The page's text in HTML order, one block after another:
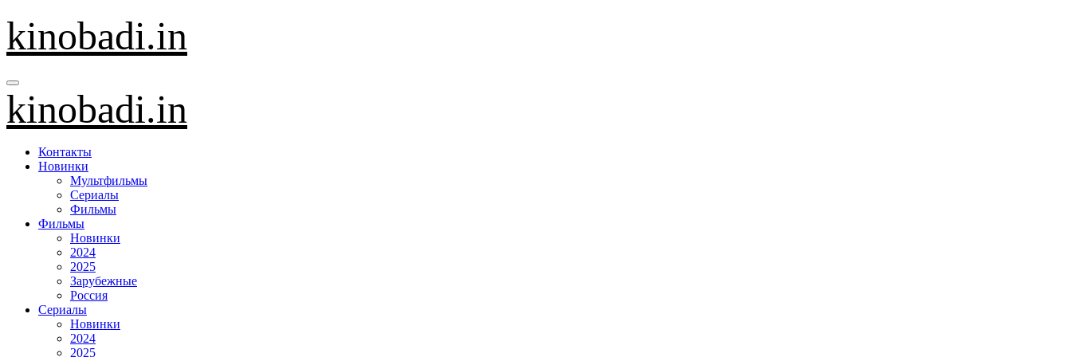
Перейти
содержанию
kinobadi.in
kinobadi.in
Контакты
Новинки
Мультфильмы
Сериалы
Фильмы
Фильмы
Новинки
2024
2025
Зарубежные
Россия
Сериалы
Новинки
2024
2025